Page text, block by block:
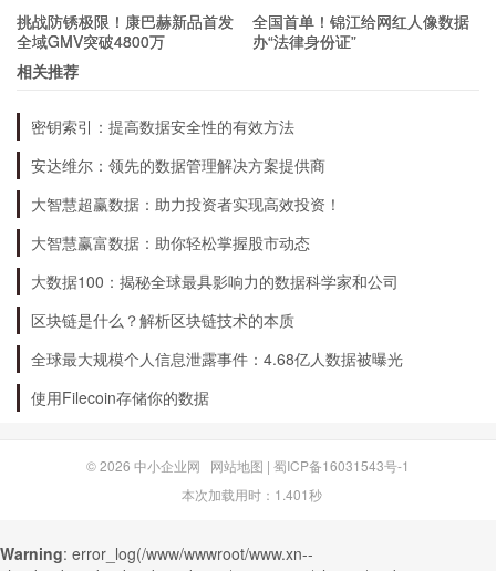
以根据公司排名和自身需求，选择适合自己的期货
公司进行投资。同时，这些期货公司也能够通过不
质的服务，推动市场健康发展。
未来期货公司排名会有怎样的变化？
未来期货公司排名的变化将受多种因素影响，例如
市场环境、政策变化等。但可以肯定的是，那些具
备强大实力和创新能力的期货公司必将在竞争中脱
颖而出。相信未来的期货市场将会更加成熟、规
挑战防锈极限！康巴赫新品首发
全域GMV突破4800万
全国首单！锦江给网红人像数据
办“法律身份证”
相关推荐
密钥索引：提高数据安全性的有效方法
安达维尔：领先的数据管理解决方案提供商
大智慧超赢数据：助力投资者实现高效投资！
大智慧赢富数据：助你轻松掌握股市动态
大数据100：揭秘全球最具影响力的数据科学家和公司
区块链是什么？解析区块链技术的本质
全球最大规模个人信息泄露事件：4.68亿人数据被曝光
使用Filecoin存储你的数据
© 2026 中小企业网 网站地图 | 蜀ICP备16031543号-1
本次加载用时：1.401秒
Warning: error_log(/www/wwwroot/www.xn--